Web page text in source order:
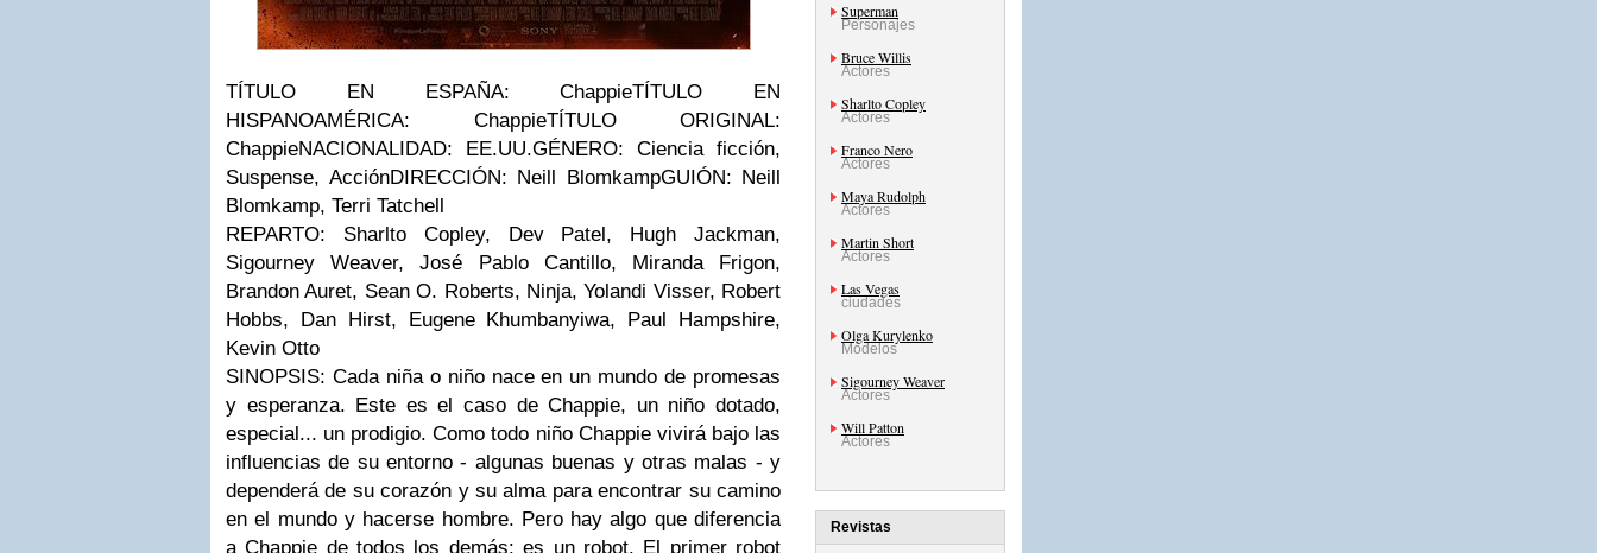
TÍTULO EN ESPAÑA: ChappieTÍTULO EN
HISPANOAMÉRICA: ChappieTÍTULO ORIGINAL:
ChappieNACIONALIDAD: EE.UU.GÉNERO: Ciencia ficción,
Suspense, AcciónDIRECCIÓN: Neill BlomkampGUIÓN: Neill
Blomkamp, Terri Tatchell
REPARTO: Sharlto Copley, Dev Patel, Hugh Jackman,
Sigourney Weaver, José Pablo Cantillo, Miranda Frigon,
Brandon Auret, Sean O. Roberts, Ninja, Yolandi Visser, Robert
Hobbs, Dan Hirst, Eugene Khumbanyiwa, Paul Hampshire,
Kevin Otto
SINOPSIS: Cada niña o niño nace en un mundo de promesas
y esperanza. Este es el caso de Chappie, un niño dotado,
especial... un prodigio. Como todo niño Chappie vivirá bajo las
influencias de su entorno - algunas buenas y otras malas - y
dependerá de su corazón y su alma para encontrar su camino
en el mundo y hacerse hombre. Pero hay algo que diferencia
a Chappie de todos los demás: es un robot. El primer robot
Superman
Personajes
Bruce Willis
Actores
Sharlto Copley
Actores
Franco Nero
Actores
Maya Rudolph
Actores
Martin Short
Actores
Las Vegas
ciudades
Olga Kurylenko
Modelos
Sigourney Weaver
Actores
Will Patton
Actores
Revistas